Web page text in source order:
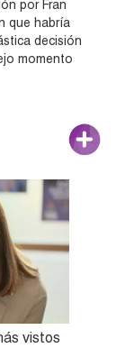
por Fran
que habría
decisión
momento
vistos